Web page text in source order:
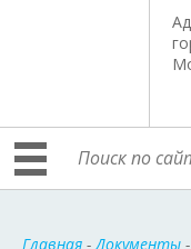
Главная -Документы -